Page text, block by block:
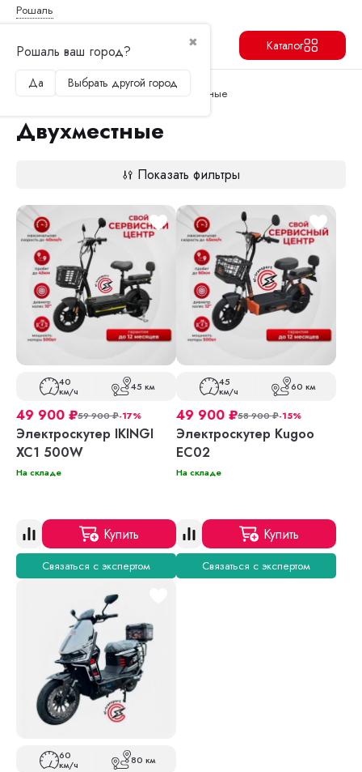
Рошаль
✖
Рошаль ваш город?
Да Выбрать другой город
Каталог
Главная Электроскутеры Двухместные
Двухместные
Показать фильтры
40
км/ч 45 км
49 900 ₽59 900₽-17%
Электроскутер IKINGI
XC1 500W
На складе
Купить
Связаться с экспертом
45
км/ч 60 км
49 900 ₽58 900₽-15%
Электроскутер Kugoo
EC02
На складе
Купить
Связаться с экспертом
60
км/ч 80 км
Продолжить Перейти в корзину